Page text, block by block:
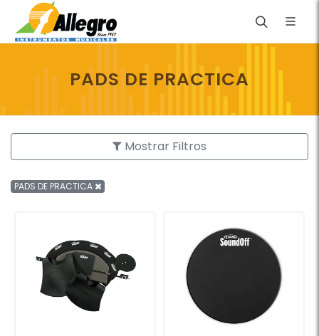
PADS DE PRACTICA
Mostrar Filtros
PADS DE PRACTICA